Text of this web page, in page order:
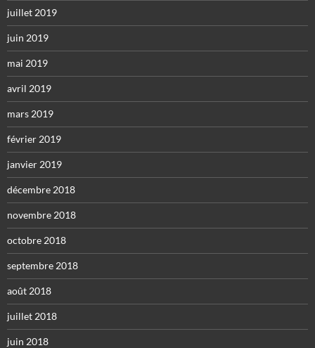
juillet 2019
juin 2019
mai 2019
avril 2019
mars 2019
février 2019
janvier 2019
décembre 2018
novembre 2018
octobre 2018
septembre 2018
août 2018
juillet 2018
juin 2018